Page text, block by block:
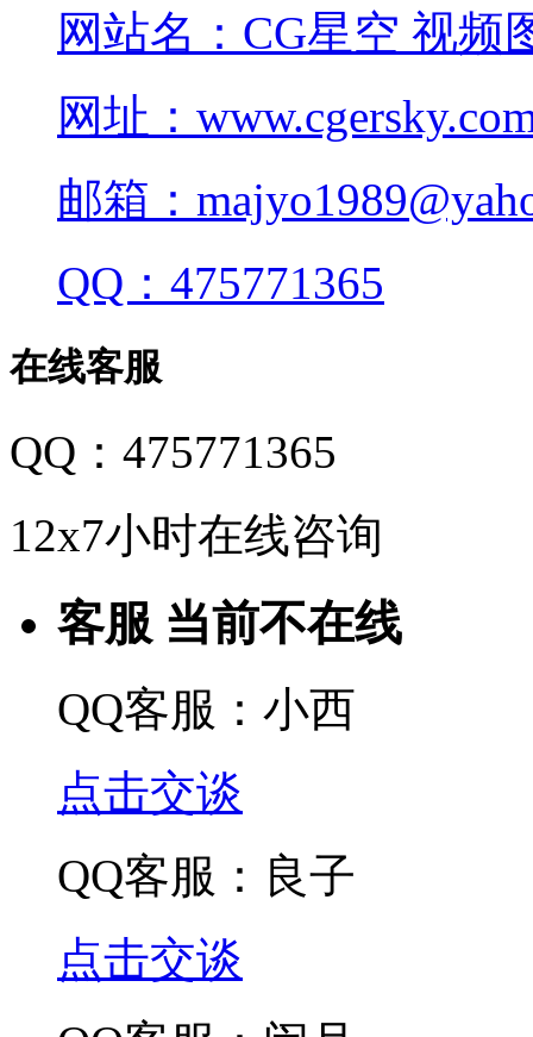
网站名：CG星空 视频
网址：
邮箱：
QQ：475771365
在线客服
QQ：475771365
12x7小时在线咨询
客服 当前不在线
QQ客服：小西
点击交谈
QQ客服：良子
点击交谈